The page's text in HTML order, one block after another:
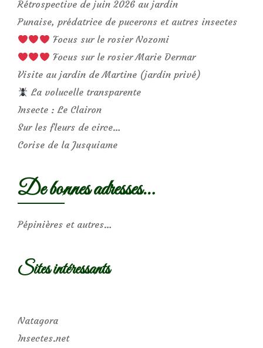
Rétrospective de juin 2026 au jardin
Punaise, prédatrice de pucerons et autres insectes
Focus sur le rosier Nozomi
Focus sur le rosier Marie Dermar
Visite au jardin de Martine (jardin privé)
La volucelle transparente
Insecte : Le Clairon
Sur les fleurs de circe…
Corise de la Jusquiame
De bonnes adresses…
Pépinières et autres…
Sites intéressants
Natagora
Insectes.net